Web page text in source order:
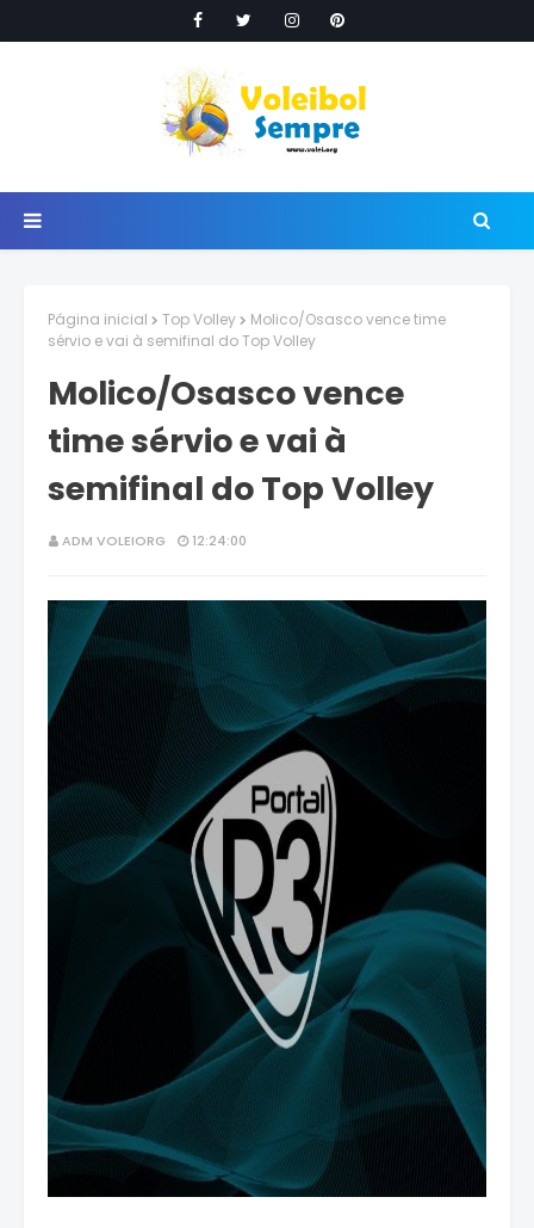
Página inicial Top Volley
Molico/Osasco vence time
sérvio e vai à semifinal do Top Volley
Molico/Osasco vence
time sérvio e vai à
semifinal do Top Volley
ADM VOLEIORG 12:24:00